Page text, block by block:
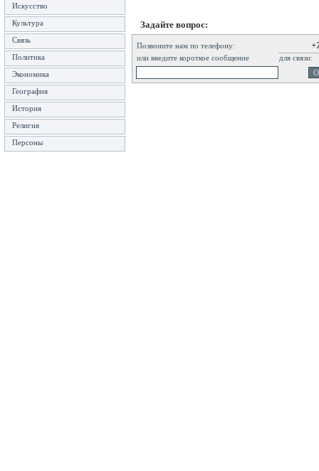
Искусство
Культура
Связь
Политика
Экономика
География
История
Религия
Персоны
Задайте вопрос:
Позвоните нам по телефону:
или введите короткое сообщение для связи: